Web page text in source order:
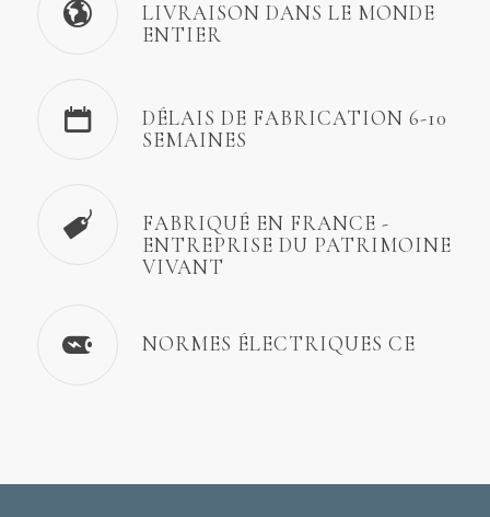
LIVRAISON DANS LE MONDE
ENTIER
DÉLAIS DE FABRICATION 6-10
SEMAINES
FABRIQUÉ EN FRANCE -
ENTREPRISE DU PATRIMOINE
VIVANT
NORMES ÉLECTRIQUES CE